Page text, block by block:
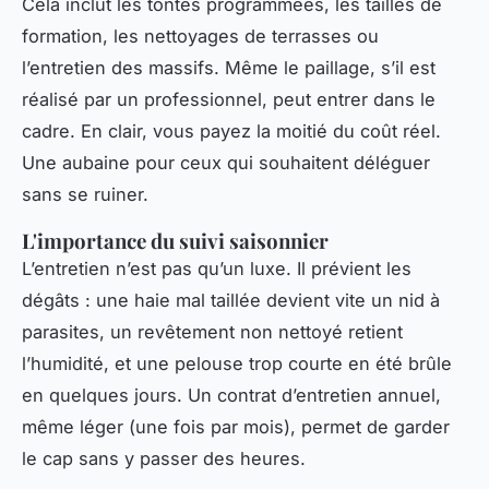
formation, les nettoyages de terrasses ou
l’entretien des massifs. Même le paillage, s’il est
réalisé par un professionnel, peut entrer dans le
cadre. En clair, vous payez la moitié du coût réel.
Une aubaine pour ceux qui souhaitent déléguer
sans se ruiner.
L'importance du suivi saisonnier
L’entretien n’est pas qu’un luxe. Il prévient les
dégâts : une haie mal taillée devient vite un nid à
parasites, un revêtement non nettoyé retient
l’humidité, et une pelouse trop courte en été brûle
en quelques jours. Un contrat d’entretien annuel,
même léger (une fois par mois), permet de garder
le cap sans y passer des heures.